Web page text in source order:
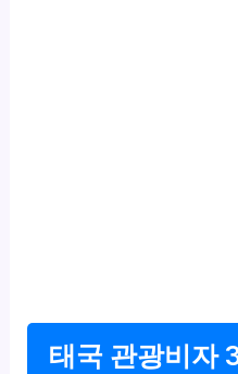
태국 관광비자